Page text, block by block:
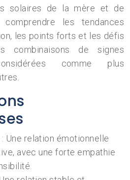
solaires de la mère et de
comprendre les tendances
les points forts et les défis
combinaisons de signes
comme plus
Une relation émotionnelle
avec une forte empathie